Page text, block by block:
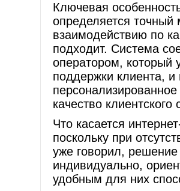
Ключевая
определяется
взаимодействию по
подходит. Система
оператором, который
поддержки клиента, и
качество
Что касается
поскольку при
уже говорил, решение
индивидуально,
удобным для них